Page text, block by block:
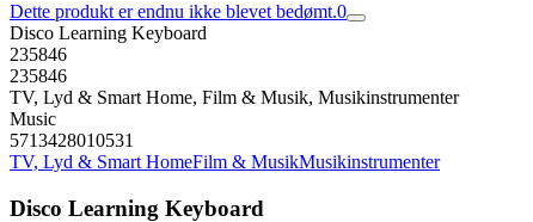
Dette produkt er endnu ikke blevet bedømt.0
Disco Learning Keyboard
235846
235846
TV, Lyd & Smart Home, Film & Musik, Musikinstrumenter
Music
5713428010531
TV, Lyd & Smart HomeFilm & MusikMusikinstrumenter
Disco Learning Keyboard